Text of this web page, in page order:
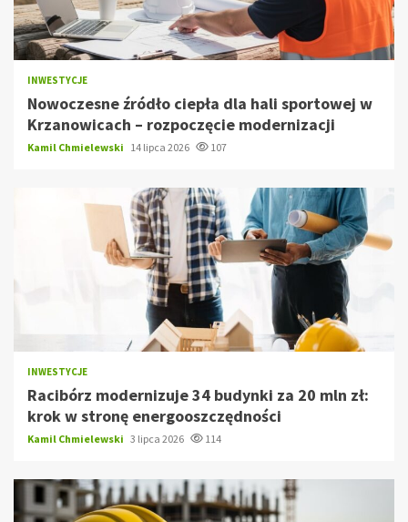
INWESTYCJE
Nowoczesne źródło ciepła dla hali sportowej w
Krzanowicach – rozpoczęcie modernizacji
Kamil Chmielewski 14 lipca 2026 107
INWESTYCJE
Racibórz modernizuje 34 budynki za 20 mln zł:
krok w stronę energooszczędności
Kamil Chmielewski 3 lipca 2026 114